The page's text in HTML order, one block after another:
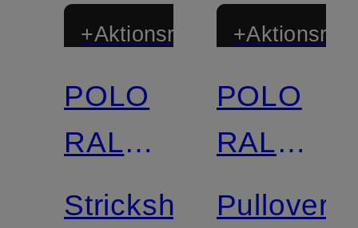
+Aktionsrabatt
POLO
RALPH
LAUREN
Strickshirt
POLO
RALPH
LAUREN
Pullover